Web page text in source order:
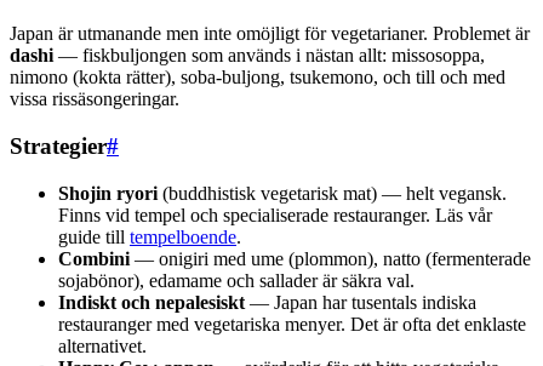
Japan är utmanande men inte omöjligt för vegetarianer. Problemet är
dashi — fiskbuljongen som används i nästan allt: missosoppa,
nimono (kokta rätter), soba-buljong, tsukemono, och till och med
vissa rissäsongeringar.
Strategier#
Shojin ryori (buddhistisk vegetarisk mat) — helt vegansk.
Finns vid tempel och specialiserade restauranger. Läs vår
guide till tempelboende.
Combini — onigiri med ume (plommon), natto (fermenterade
sojabönor), edamame och sallader är säkra val.
Indiskt och nepalesiskt — Japan har tusentals indiska
restauranger med vegetariska menyer. Det är ofta det enklaste
alternativet.